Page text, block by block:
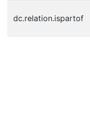
dc.relation.ispartof